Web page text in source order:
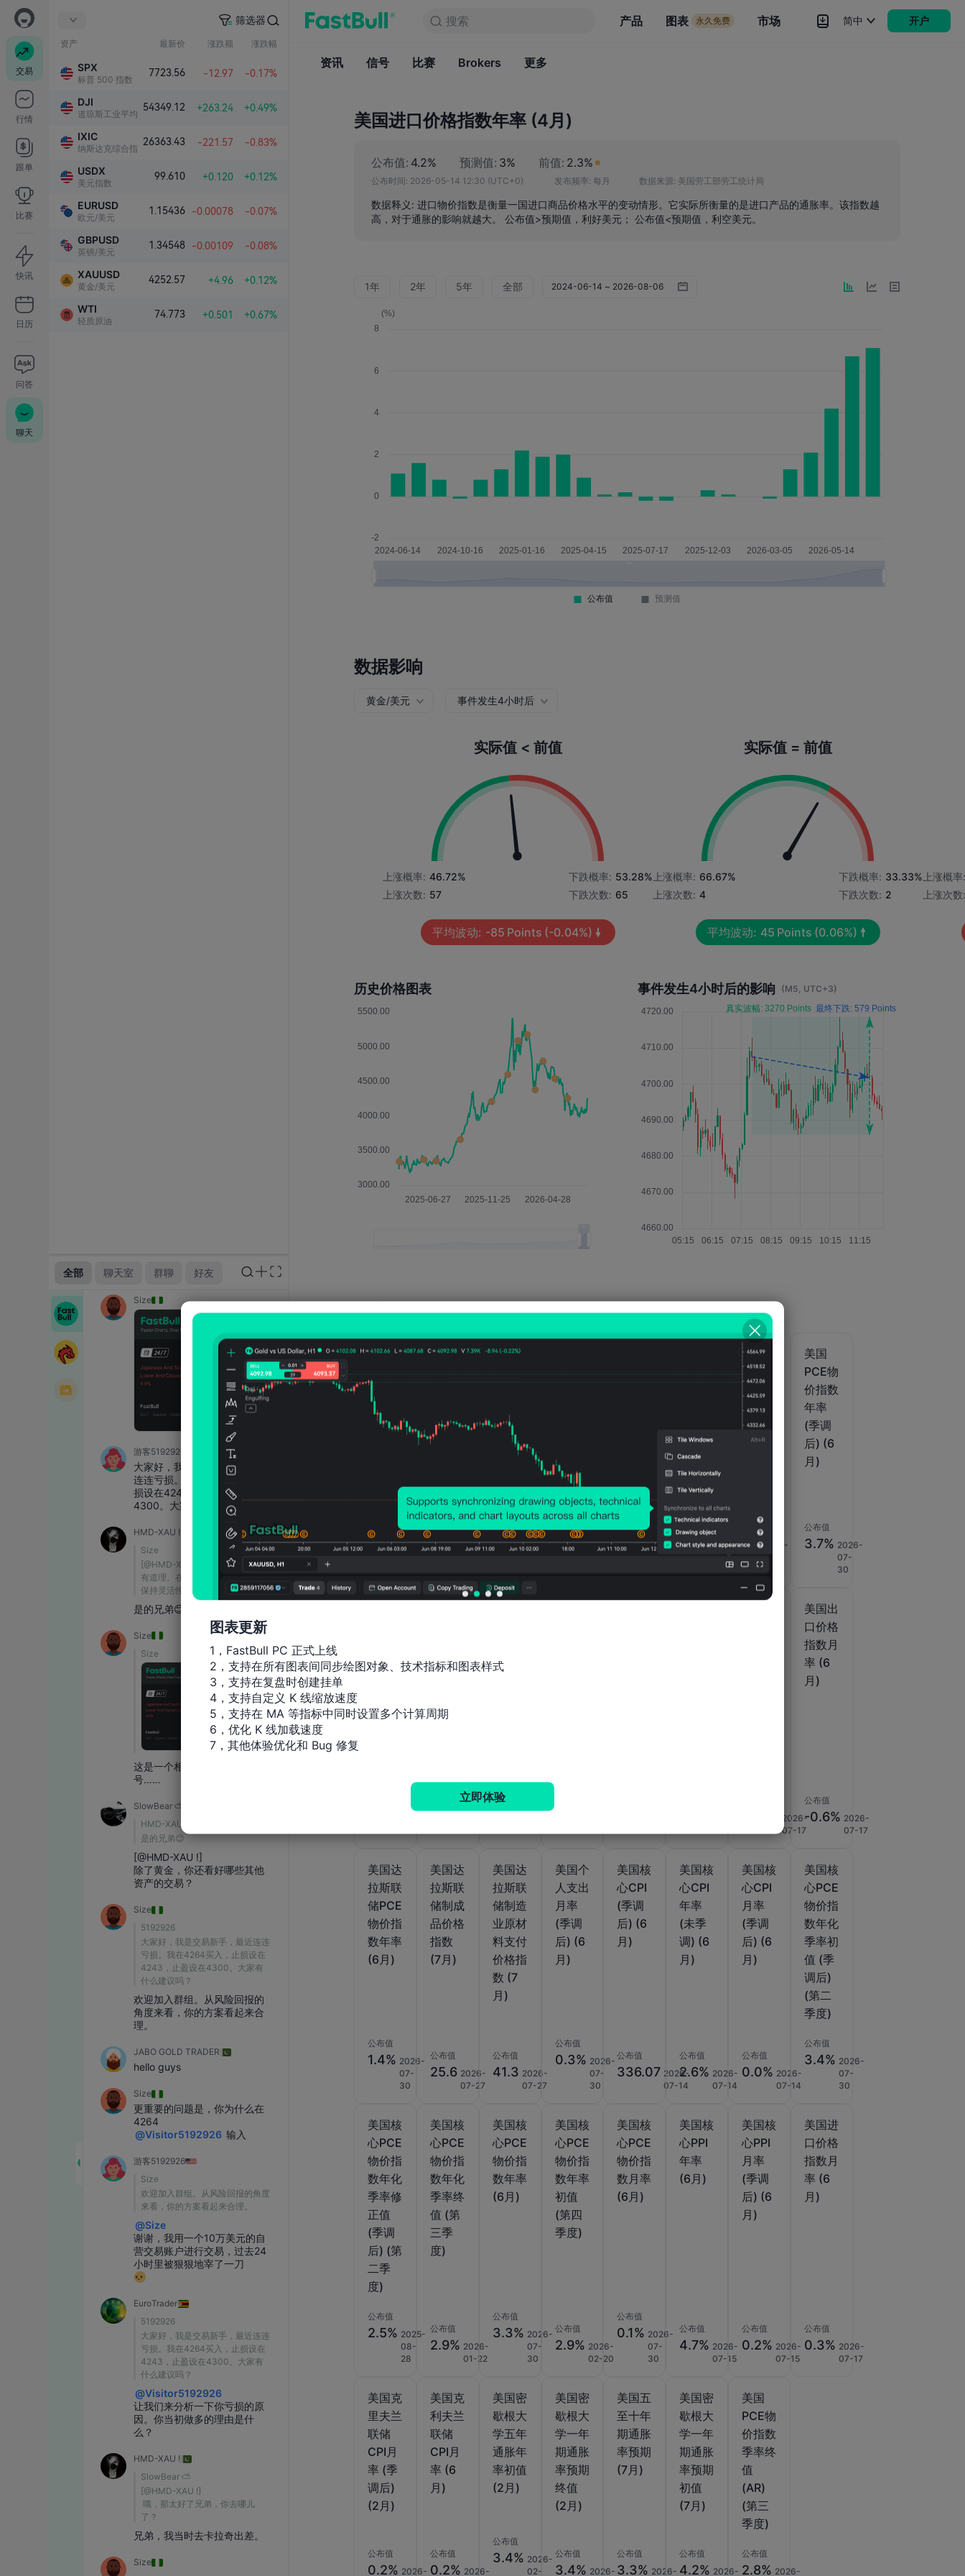
交易
行情
跟单
比赛
快讯
日历
问答
聊天
筛选器
资产 最新价 涨跌额 涨跌幅
SPX
标普 500 指数
7723.56 -12.97 -0.17%
DJI
道琼斯工业平均指数
54349.12 +263.24 +0.49%
IXIC
纳斯达克综合指数
26363.43 -221.57 -0.83%
USDX
美元指数
99.610 +0.120 +0.12%
EURUSD
欧元/美元
1.15436 -0.00078 -0.07%
GBPUSD
英镑/美元
1.34548 -0.00109 -0.08%
XAUUSD
黄金/美元
4252.57 +4.96 +0.12%
WTI
轻质原油
74.773 +0.501 +0.67%
搜索 产品 图表 永久免费 市场
资讯 信号
简中 开户
搜索
资讯 信号 比赛 Brokers 更多
美国进口价格指数年率 (4月)
公布值: 4.2% 预测值: 3% 前值: 2.3%
公布时间: 2026-05-14 12:30 (UTC+0) 发布频率: 每月 数据来源: 美国劳工部劳工统计局
数据释义: 进口物价指数是衡量一国进口商品价格水平的变动情形。它实际所衡量的是进口产品的通胀率。该指数越
高，对于通胀的影响就越大。 公布值>预期值，利好美元； 公布值<预期值，利空美元。
1年 2年 5年 全部
数据影响
黄金/美元 事件发生4小时后
实际值 < 前值
上涨概率: 46.72%
上涨次数: 57
下跌概率: 53.28%
下跌次数: 65
平均波动: -85 Points (-0.04%)
实际值 = 前值
上涨概率: 66.67%
上涨次数: 4
下跌概率: 33.33%
下跌次数: 2
平均波动: 45 Points (0.06%)
上涨概
上涨次
历史价格图表 事件发生4小时后的影响 (M5, UTC+3)
相关指标
美国
(季调
后) (6
月)
公布值
332.57
美国
CPI
月)
公布值
333.952
美国
CPI年
(6月)
公布值
3.5%
公布值
-0.4%
公布值
-0.35%
PCE物
调后)
(第二
季度)
公布值
5.1% 2026-
美国
PCE物
价指数
季率修
正值
(季调
公布值
2% 2025-
28
美国
PCE物
价指数
年率
(季调
后) (6
月)
公布值
3.7% 2026-
07-
30
年率初
度)
月率
-0.1%
2026-
月)
公布值
2026-
07-17
美国出
口价格
指数月
率 (6
月)
公布值
-0.6% 2026-
07-17
美国达
拉斯联
储PCE
物价指
数年率
(6月)
公布值
1.4% 2026-
07-
30
美国达
拉斯联
储制成
品价格
指数
(7月)
公布值
25.6 2026-
07-27
美国达
拉斯联
储制造
业原材
料支付
价格指
数 (7
月)
公布值
41.3 2026-
07-27
美国个
人支出
月率
(季调
后) (6
月)
公布值
0.3% 2026-
07-
30
美国核
心CPI
(季调
后) (6
月)
公布值
336.07 2026-
07-14
美国核
心CPI
年率
(未季
调) (6
月)
公布值
2.6% 2026-
07-14
美国核
心CPI
月率
(季调
后) (6
月)
公布值
0.0% 2026-
07-14
美国核
心PCE
物价指
数年化
季率初
值 (季
调后)
(第二
季度)
公布值
3.4% 2026-
07-
30
美国核
心PCE
物价指
数年化
季率修
正值
(季调
后) (第
二季
度)
公布值
2.5% 2025-
08-
28
美国核
心PCE
物价指
数年化
季率终
值 (第
三季
度)
公布值
2.9% 2026-
01-22
美国核
心PCE
物价指
数年率
(6月)
公布值
3.3% 2026-
07-
30
美国核
心PCE
物价指
数年率
初值
(第四
季度)
公布值
2.9% 2026-
02-20
美国核
心PCE
物价指
数月率
(6月)
公布值
0.1% 2026-
07-
30
美国核
心PPI
年率
(6月)
公布值
4.7% 2026-
07-15
美国核
心PPI
月率
(季调
后) (6
月)
公布值
0.2% 2026-
07-15
美国进
口价格
指数月
率 (6
月)
公布值
0.3% 2026-
07-17
美国克
里夫兰
联储
CPI月
率 (季
调后)
(2月)
公布值
0.2% 2026-
美国克
利夫兰
联储
CPI月
率 (6
月)
公布值
0.2% 2026-
美国密
歇根大
学五年
通胀年
率初值
(2月)
公布值
3.4% 2026-
02-
美国密
歇根大
学一年
期通胀
率预期
终值
(2月)
公布值
3.4% 2026-
美国五
至十年
期通胀
率预期
(7月)
公布值
3.3% 2026-
美国密
歇根大
学一年
期通胀
率预期
初值
(7月)
公布值
4.2% 2026-
美国
PCE物
价指数
季率终
值
(AR)
(第三
季度)
公布值
2.8% 2026-
图表更新
1，FastBull PC 正式上线
2，支持在所有图表间同步绘图对象、技术指标和图表样式
3，支持在复盘时创建挂单
4，支持自定义 K 线缩放速度
5，支持在 MA 等指标中同时设置多个计算周期
6，优化 K 线加载速度
7，其他体验优化和 Bug 修复
立即体验